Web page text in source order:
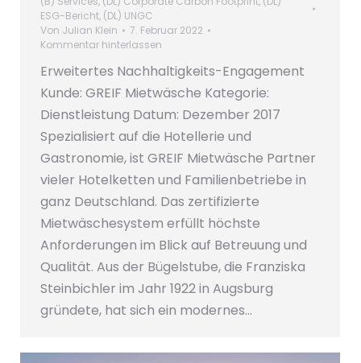
ESG-Bericht, (DL) UNGC
Von Julian Klein
7. Februar 2022
Kommentar hinterlassen
Erweitertes Nachhaltigkeits-Engagement
Kunde: GREIF Mietwäsche Kategorie:
Dienstleistung Datum: Dezember 2017
Spezialisiert auf die Hotellerie und
Gastronomie, ist GREIF Mietwäsche Partner
vieler Hotelketten und Familienbetriebe in
ganz Deutschland. Das zertifizierte
Mietwäschesystem erfüllt höchste
Anforderungen im Blick auf Betreuung und
Qualität. Aus der Bügelstube, die Franziska
Steinbichler im Jahr 1922 in Augsburg
gründete, hat sich ein modernes…